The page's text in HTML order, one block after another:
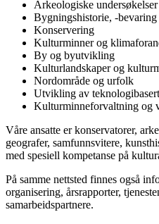
Arkeologiske undersøkelser
Bygningshistorie, -
Konservering
Kulturminner og
By og byutvikling
Kulturlandskaper og
Nordområde og urfolk
Utvikling av
Kulturminneforvaltning og
Våre ansatte er konservatorer,
geografer, samfunnsvitere,
med spesiell kompetanse på
På samme nettsted finnes også
organisering, årsrapporter,
samarbeidspartnere.